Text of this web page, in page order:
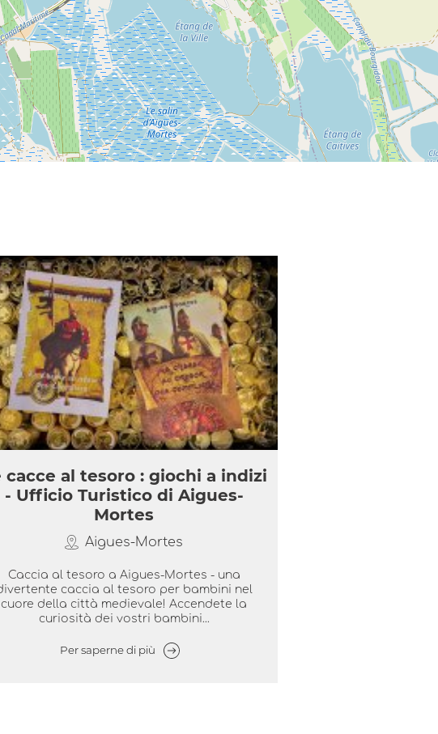
cacce al tesoro : giochi a indizi
- Ufficio Turistico di Aigues-
Mortes
Aigues-Mortes
Caccia al tesoro a Aigues-Mortes - una
caccia al tesoro per bambini nel
cuore della città medievale! Accendete la
curiosità dei vostri bambini...
Per saperne di più